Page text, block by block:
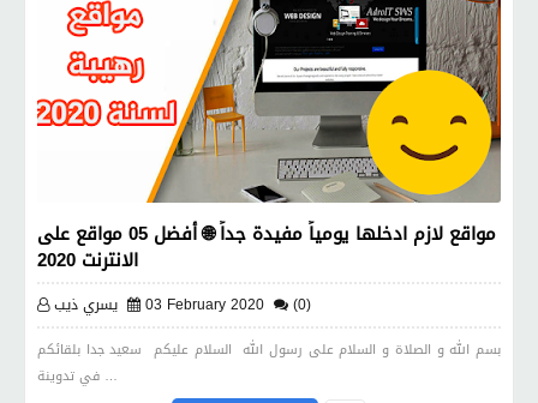
مواقع لازم ادخلها يومياً مفيدة جداً 🌐 أفضل 05 مواقع على
الانترنت 2020
يسري ذيب 03 February 2020 (0)
بسم الله و الصلاة و السلام على رسول الله السلام عليكم سعيد جدا بلقائكم
في تدوينة …